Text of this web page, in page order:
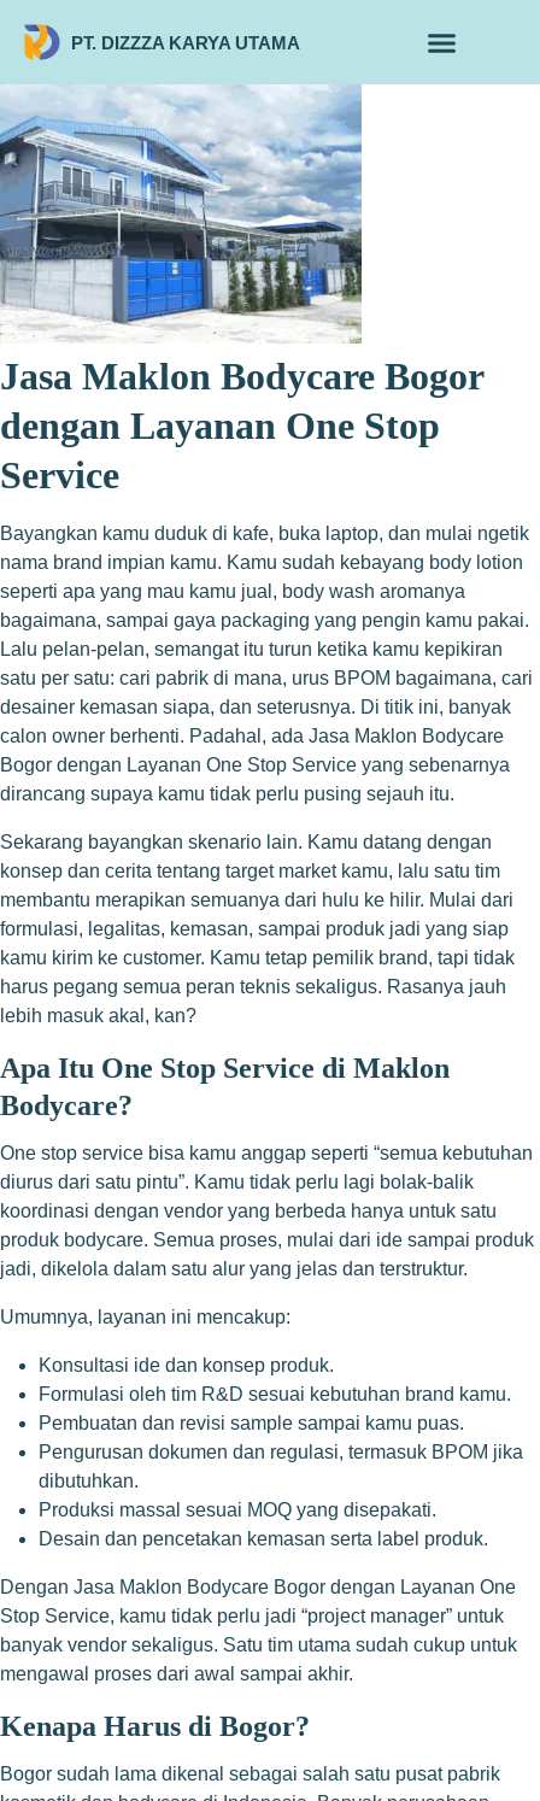
PT. DIZZZA KARYA UTAMA
Jasa Maklon Bodycare Bogor
dengan Layanan One Stop
Service
Bayangkan kamu duduk di kafe, buka laptop, dan mulai ngetik
nama brand impian kamu. Kamu sudah kebayang body lotion
seperti apa yang mau kamu jual, body wash aromanya
bagaimana, sampai gaya packaging yang pengin kamu pakai.
Lalu pelan-pelan, semangat itu turun ketika kamu kepikiran
satu per satu: cari pabrik di mana, urus BPOM bagaimana, cari
desainer kemasan siapa, dan seterusnya. Di titik ini, banyak
calon owner berhenti. Padahal, ada Jasa Maklon Bodycare
Bogor dengan Layanan One Stop Service yang sebenarnya
dirancang supaya kamu tidak perlu pusing sejauh itu.
Sekarang bayangkan skenario lain. Kamu datang dengan
konsep dan cerita tentang target market kamu, lalu satu tim
membantu merapikan semuanya dari hulu ke hilir. Mulai dari
formulasi, legalitas, kemasan, sampai produk jadi yang siap
kamu kirim ke customer. Kamu tetap pemilik brand, tapi tidak
harus pegang semua peran teknis sekaligus. Rasanya jauh
lebih masuk akal, kan?
Apa Itu One Stop Service di Maklon
Bodycare?
One stop service bisa kamu anggap seperti “semua kebutuhan
diurus dari satu pintu”. Kamu tidak perlu lagi bolak-balik
koordinasi dengan vendor yang berbeda hanya untuk satu
produk bodycare. Semua proses, mulai dari ide sampai produk
jadi, dikelola dalam satu alur yang jelas dan terstruktur.
Umumnya, layanan ini mencakup:
Konsultasi ide dan konsep produk.
Formulasi oleh tim R&D sesuai kebutuhan brand kamu.
Pembuatan dan revisi sample sampai kamu puas.
Pengurusan dokumen dan regulasi, termasuk BPOM jika
dibutuhkan.
Produksi massal sesuai MOQ yang disepakati.
Desain dan pencetakan kemasan serta label produk.
Dengan Jasa Maklon Bodycare Bogor dengan Layanan One
Stop Service, kamu tidak perlu jadi “project manager” untuk
banyak vendor sekaligus. Satu tim utama sudah cukup untuk
mengawal proses dari awal sampai akhir.
Kenapa Harus di Bogor?
Bogor sudah lama dikenal sebagai salah satu pusat pabrik